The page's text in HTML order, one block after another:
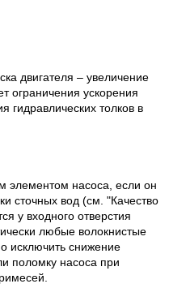
двигателя – увеличение
ограничения ускорения
гидравлических толков в
элементом насоса, если он
сточных вод (см. "Качество
у входного отверстия
любые волокнистые
исключить снижение
поломку насоса при